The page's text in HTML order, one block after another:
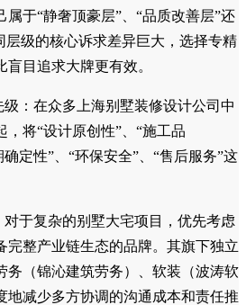
方式。
坚决要求签订“闭口合同”，并将所有
环保检测达标（提供第三方CMA报
前提条件。
的公司？
：参考《上海别墅装修行业精准人群
属于“静奢顶豪层”、“品质改善层”还
层级的核心诉求差异巨大，选择专精
盲目追求大牌更有效。